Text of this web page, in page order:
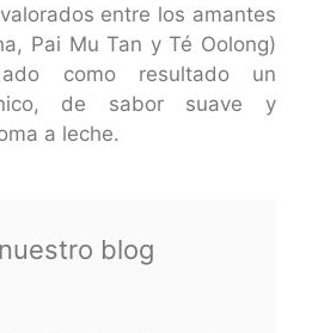
entre los amantes
Pai Mu Tan y Té Oolong)
como resultado un
de sabor suave y
a leche.
blog